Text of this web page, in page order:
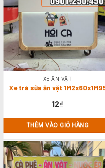
XE ĂN VẶT
Xe trà sữa ăn vặt
12₫
THÊM VÀO GIỎ HÀNG